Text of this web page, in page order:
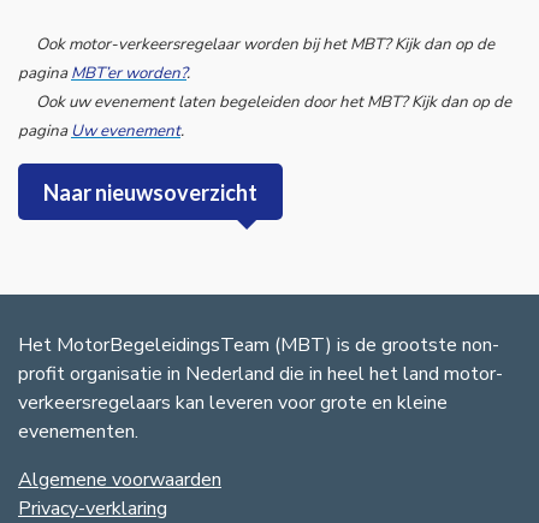
Ook motor-verkeersregelaar worden bij het MBT? Kijk dan op de
paginaMBT’er worden?.
Ook uw evenement laten begeleiden door het MBT? Kijk dan op de
paginaUw evenement.
Naar nieuwsoverzicht
Het MotorBegeleidingsTeam (MBT) is de grootste non-
profit organisatie in Nederland die in heel het land motor-
verkeersregelaars kan leveren voor grote en kleine
evenementen.
Algemene voorwaarden
​Privacy-verklaring​